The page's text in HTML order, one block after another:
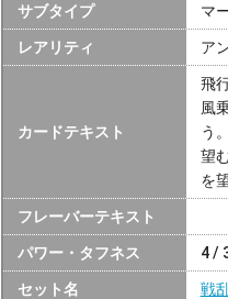
サブタイプ マ
レアリティ ア
カードテキスト
飛
風
う
望
を
フレーバーテキスト
パワー・タフネス 4 /
セット名 戦